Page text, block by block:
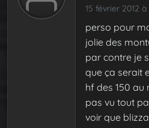
15 février 2012 à
perso pour
jolie des
par contre je
que ça serait
hf des 150 au
pas vu tout
voir que